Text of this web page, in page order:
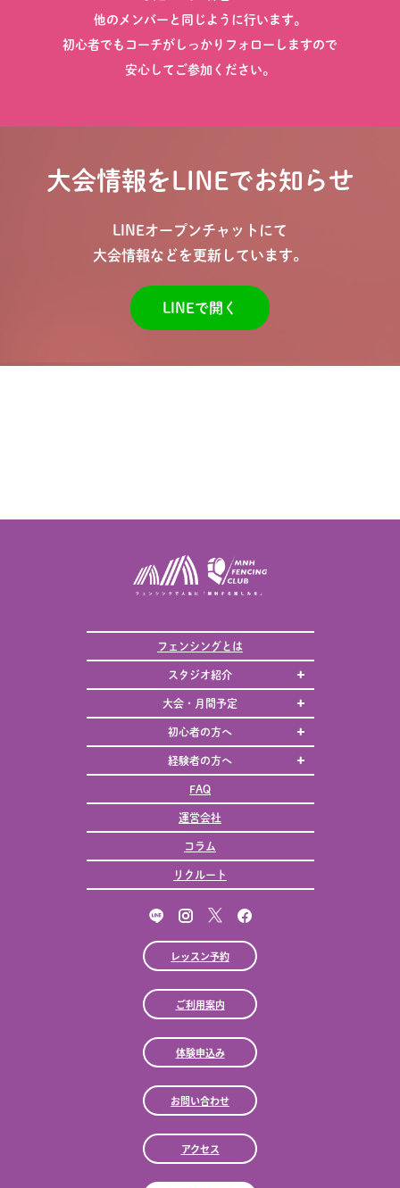
他のメンバーと同じように行います。
初心者でもコーチがしっかりフォローしますので
安心してご参加ください。
大会情報をLINEでお知らせ
LINEオープンチャットにて
大会情報などを更新しています。
LINEで開く
フェンシングとは
スタジオ紹介
大会・月間予定
初心者の方へ
経験者の方へ
FAQ
運営会社
コラム
リクルート
レッスン予約
ご利用案内
体験申込み
お問い合わせ
アクセス